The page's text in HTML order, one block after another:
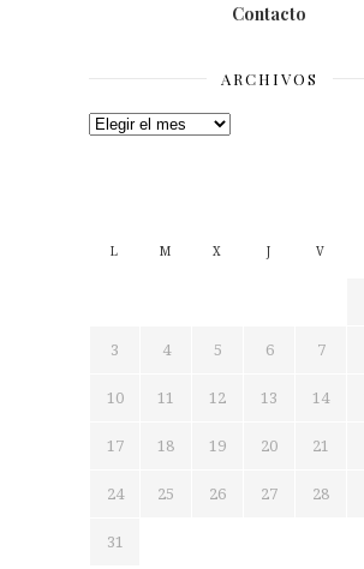
Contacto
ARCHIVOS
Archivos
L M X J V
3 4 5 6 7
10 11 12 13 14
17 18 19 20 21
24 25 26 27 28
31